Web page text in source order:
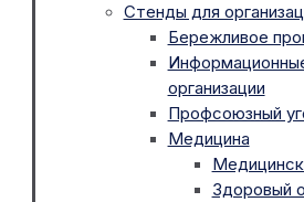
Стенды для
Бережливое
организации
Профсоюзный
Медицина
Здоровый